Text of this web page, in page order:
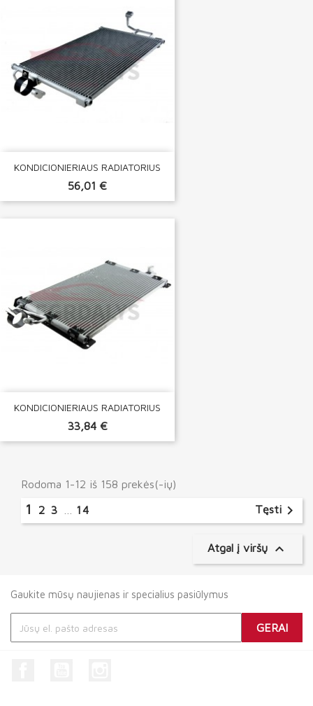
KONDICIONIERIAUS RADIATORIUS
56,01 €
KONDICIONIERIAUS RADIATORIUS
33,84 €
Rodoma 1-12 iš 158 prekės(-ių)
1 2 3 14 Tęsti 
Atgal į viršų 
Gaukite mūsų naujienas ir specialius pasiūlymus